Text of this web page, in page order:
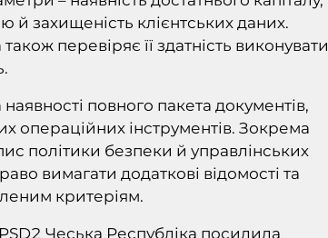
й захищеність клієнтських даних.
також перевіряє її здатність виконувати
повного пакета документів,
операційних інструментів. Зокрема
політики безпеки й управлінських
вимагати додаткові відомості та
критеріям.
Чеська Республіка посилила